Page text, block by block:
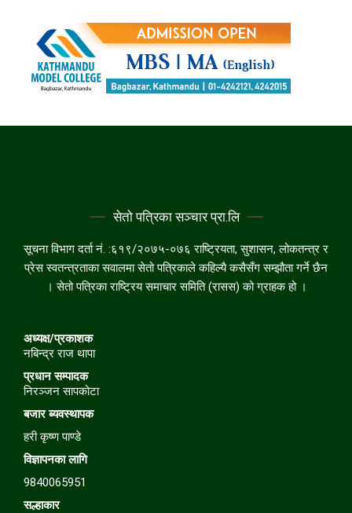
सेतो पत्रिका सञ्चार प्रा.लि
सूचना विभाग दर्ता नं. :६१९/२०७५-०७६ राष्ट्रियता, सुशासन, लोकतन्त्र र
प्रेस स्वतन्त्रताका सवालमा सेतो पत्रिकाले कहिल्यै कसैसँग सम्झौता गर्ने छैन
। सेतो पत्रिका राष्ट्रिय समाचार समिति (रासस) को ग्राहक हो ।
अध्यक्ष/प्रकाशक
नबिन्द्र राज थापा
प्रधान सम्पादक
निरञ्जन सापकोटा
बजारब्यवस्थापक
हरी कृष्ण पाण्डे
विज्ञापनका लागि
9840065951
सल्हाकार